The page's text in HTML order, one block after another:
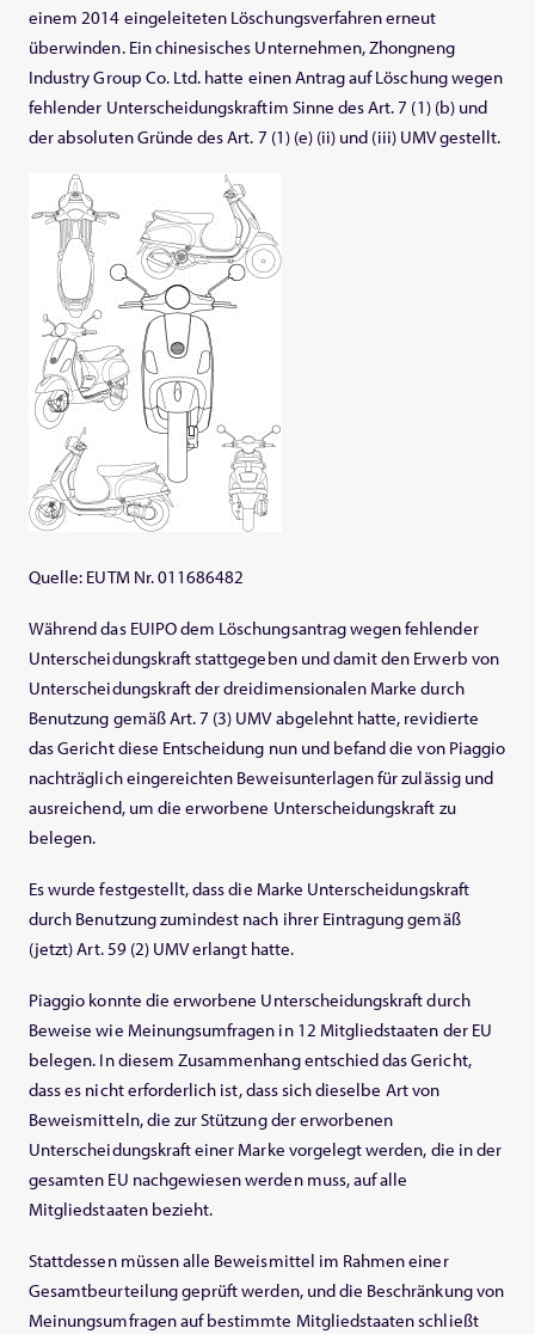
einem 2014 eingeleiteten Löschungsverfahren erneut
überwinden. Ein chinesisches Unternehmen, Zhongneng
Industry Group Co. Ltd. hatte einen Antrag auf Löschung wegen
fehlender Unterscheidungskraftim Sinne des Art. 7 (1) (b) und
der absoluten Gründe des Art. 7 (1) (e) (ii) und (iii) UMV gestellt.
Quelle: EUTM Nr. 011686482
Während das EUIPO dem Löschungsantrag wegen fehlender
Unterscheidungskraft stattgegeben und damit den Erwerb von
Unterscheidungskraft der dreidimensionalen Marke durch
Benutzung gemäß Art. 7 (3) UMV abgelehnt hatte, revidierte
das Gericht diese Entscheidung nun und befand die von Piaggio
nachträglich eingereichten Beweisunterlagen für zulässig und
ausreichend, um die erworbene Unterscheidungskraft zu
belegen.
Es wurde festgestellt, dass die Marke Unterscheidungskraft
durch Benutzung zumindest nach ihrer Eintragung gemäß
(jetzt) Art. 59 (2) UMV erlangt hatte.
Piaggio konnte die erworbene Unterscheidungskraft durch
Beweise wie Meinungsumfragen in 12 Mitgliedstaaten der EU
belegen. In diesem Zusammenhang entschied das Gericht,
dass es nicht erforderlich ist, dass sich dieselbe Art von
Beweismitteln, die zur Stützung der erworbenen
Unterscheidungskraft einer Marke vorgelegt werden, die in der
gesamten EU nachgewiesen werden muss, auf alle
Mitgliedstaaten bezieht.
Stattdessen müssen alle Beweismittel im Rahmen einer
Gesamtbeurteilung geprüft werden, und die Beschränkung von
Meinungsumfragen auf bestimmte Mitgliedstaaten schließt